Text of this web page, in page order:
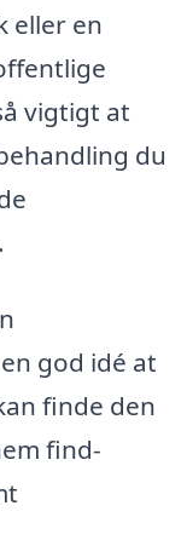
eller en
vigtigt at
du
god idé at
finde den
find-